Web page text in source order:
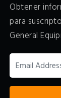
Obtener
para
General